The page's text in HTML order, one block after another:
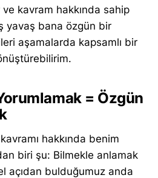
kavram hakkında sahip
yavaş bana özgün bir
aşamalarda kapsamlı bir
= Özgün
hakkında benim
biri şu: Bilmekle anlamak
açıdan bulduğumuz anda